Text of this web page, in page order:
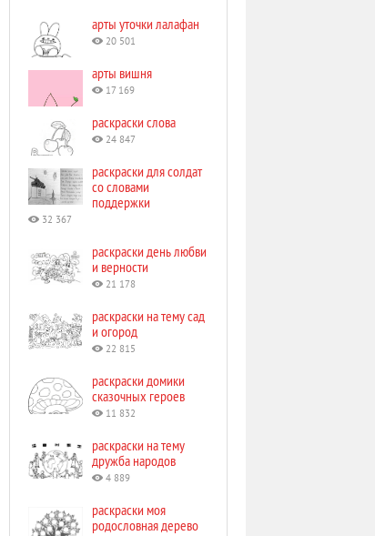
арты уточки лалафан
20 501
арты вишня
17 169
раскраски слова
24 847
раскраски для солдат
со словами
поддержки
32 367
раскраски день любви
и верности
21 178
раскраски на тему сад
и огород
22 815
раскраски домики
сказочных героев
11 832
раскраски на тему
дружба народов
4 889
раскраски моя
родословная дерево